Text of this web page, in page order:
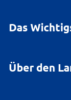
Das
Über den